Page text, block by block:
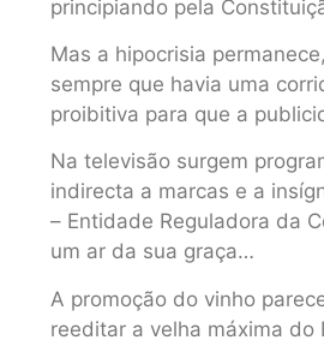
principiando pela
Mas a hipocrisia
sempre que havia uma
proibitiva para que a
Na televisão surgem
indirecta a marcas e a
– Entidade Reguladora da
um ar da sua graça…
A promoção do vinho
reeditar a velha máxima do